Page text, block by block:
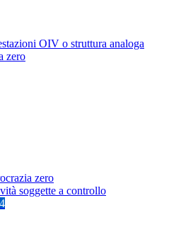
OIV o struttura analoga
zero
zero
soggette a controllo
4